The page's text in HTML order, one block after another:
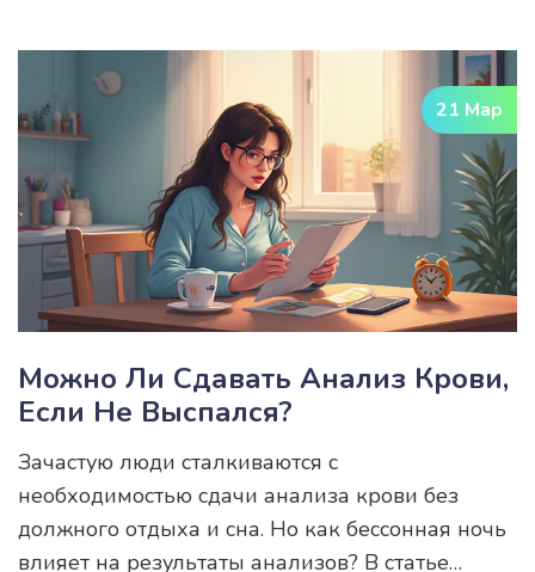
понять состояние организма. В статье
рассматриваются основные виды анализов
крови, показывающие состояние кишечника, а
также советы, как поддерживать его здоровье.
21 Мар
Можно Ли Сдавать Анализ Крови,
Если Не Выспался?
Зачастую люди сталкиваются с
необходимостью сдачи анализа крови без
должного отдыха и сна. Но как бессонная ночь
влияет на результаты анализов? В статье